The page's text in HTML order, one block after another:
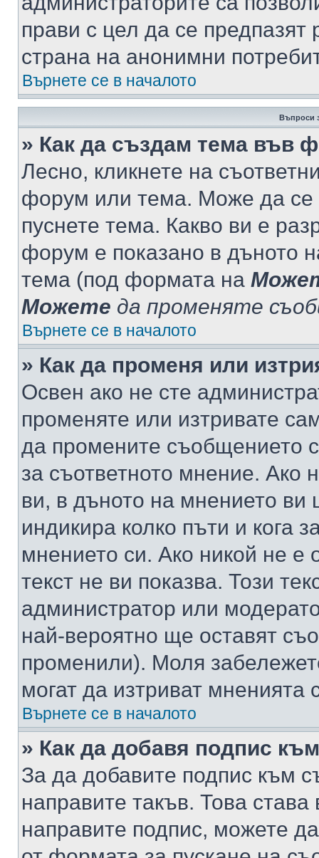
прави с цел да се предпазят
страна на анонимни
Върнете се в началото
Въпроси
» Как да създам тема във
Лесно, кликнете на
форум или тема. Може да се
пуснете тема. Какво ви е
форум е показано в дъното
тема (под формата на
Можете да променяте
Върнете се в началото
» Как да променя или
Освен ако не сте
променяте или изтривате
да промените съобщението
за съответното мнение. Ако
ви, в дъното на мнението ви
индикира колко пъти и кога
мнението си. Ако никой не е
текст не ви показва. Този
администратор или
най-вероятно ще оставят
променили). Моля
могат да изтриват мненията
Върнете се в началото
» Как да добавя подпис
За да добавите подпис към
направите такъв. Това
направите подпис, можете